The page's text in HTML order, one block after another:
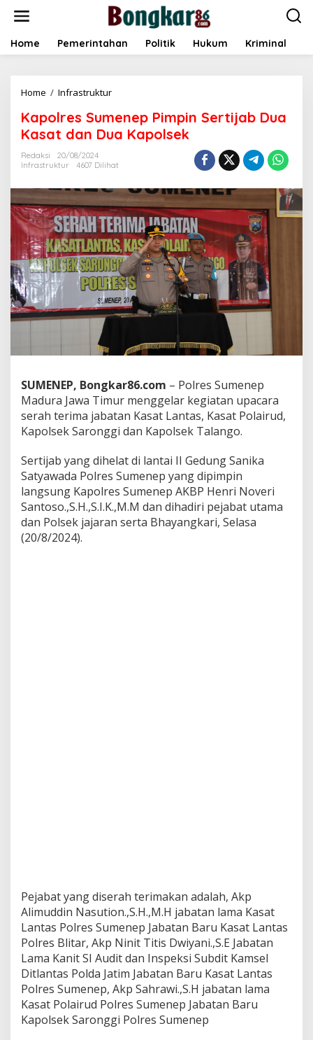
t
Home Pemerintahan Politik Hukum Kriminal
Home / Infrastruktur
p
o
l
e
S
u
m
e
n
e
p
P
i
m
p
S
r
i
j
a
D
u
a
K
a
s
Kapolres Sumenep Pimpin Sertijab Dua
Kasat dan Dua Kapolsek
Redaksi
20/08/2024
Infrastruktur
4607 Dilihat
SUMENEP, Bongkar86.com – Polres Sumenep
Madura Jawa Timur menggelar kegiatan upacara
serah terima jabatan Kasat Lantas, Kasat Polairud,
Kapolsek Saronggi dan Kapolsek Talango.
Sertijab yang dihelat di lantai II Gedung Sanika
Satyawada Polres Sumenep yang dipimpin
langsung Kapolres Sumenep AKBP Henri Noveri
Santoso.,S.H.,S.I.K.,M.M dan dihadiri pejabat utama
dan Polsek jajaran serta Bhayangkari, Selasa
(20/8/2024).
Pejabat yang diserah terimakan adalah, Akp
Alimuddin Nasution.,S.H.,M.H jabatan lama Kasat
Lantas Polres Sumenep Jabatan Baru Kasat Lantas
Polres Blitar, Akp Ninit Titis Dwiyani.,S.E Jabatan
Lama Kanit SI Audit dan Inspeksi Subdit Kamsel
Ditlantas Polda Jatim Jabatan Baru Kasat Lantas
Polres Sumenep, Akp Sahrawi.,S.H jabatan lama
Kasat Polairud Polres Sumenep Jabatan Baru
Kapolsek Saronggi Polres Sumenep